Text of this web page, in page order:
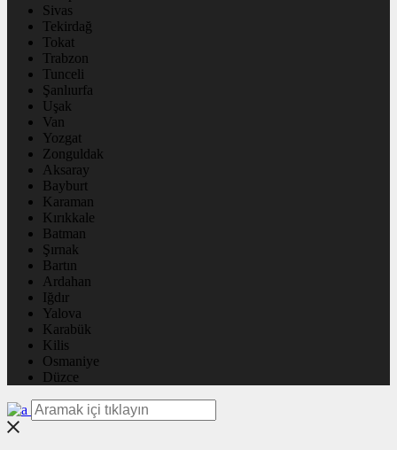
Sivas
Tekirdağ
Tokat
Trabzon
Tunceli
Şanlıurfa
Uşak
Van
Yozgat
Zonguldak
Aksaray
Bayburt
Karaman
Kırıkkale
Batman
Şırnak
Bartın
Ardahan
Iğdır
Yalova
Karabük
Kilis
Osmaniye
Düzce